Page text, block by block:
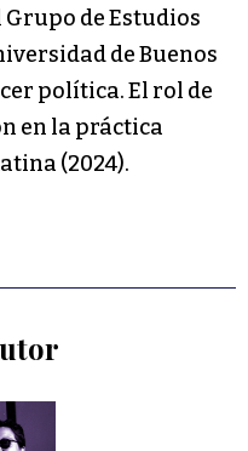
de Estudios
de Buenos
política. El rol de
en la práctica
(2024).